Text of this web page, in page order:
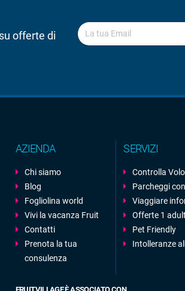
offerte di
AZIENDA
Chi siamo
Blog
Fogliolina world
Vivi la vacanza Fruit
Contatti
Prenota la tua
consulenza
SERVIZI
Controlla Volo
Parcheggi
Viaggiare
Offerte 1
Pet Friendly
Intolleranze